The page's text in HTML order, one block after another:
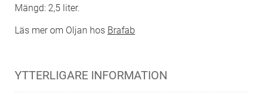
Mängd: 2,5 liter.
Läs mer om Oljan hos Brafab
YTTERLIGARE INFORMATION